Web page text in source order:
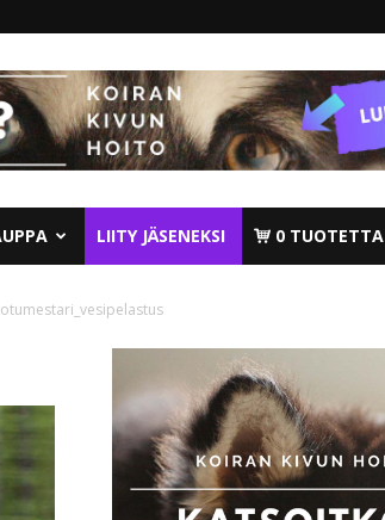
LIITY JÄSENEKSI 0 TUOTETTA